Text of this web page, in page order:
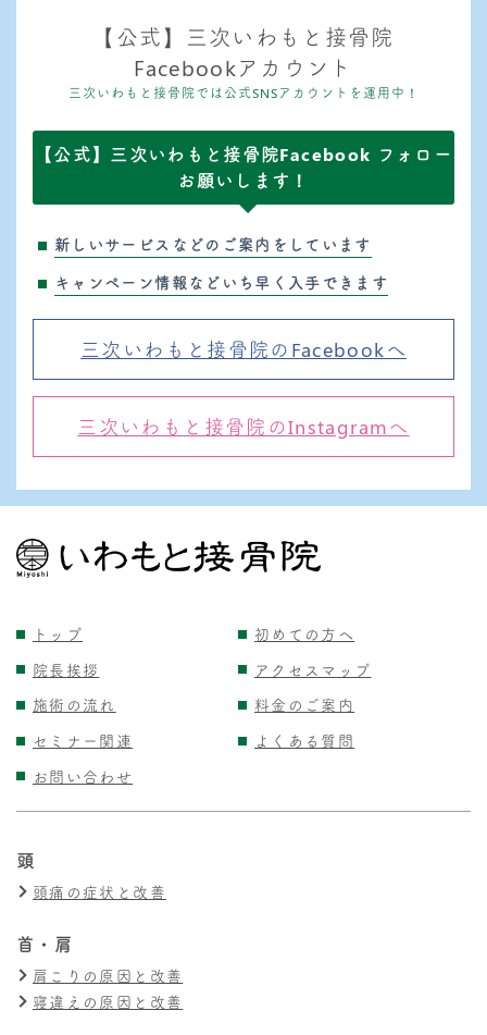
【公式】三次いわもと接骨院
Facebookアカウント
三次いわもと接骨院では公式SNSアカウントを運用中！
【公式】三次いわもと接骨院Facebook フォロー
お願いします！
新しいサービスなどのご案内をしています
キャンペーン情報などいち早く入手できます
三次いわもと接骨院のFacebookへ
三次いわもと接骨院のInstagramへ
トップ
初めての方へ
院長挨拶
アクセスマップ
施術の流れ
料金のご案内
セミナー関連
よくある質問
お問い合わせ
頭
頭痛の症状と改善
首・肩
肩こりの原因と改善
寝違えの原因と改善